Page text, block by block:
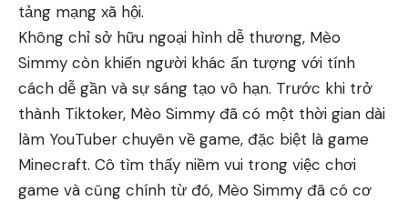
tảng mạng xã hội.
Không chỉ sở hữu ngoại hình dễ thương, Mèo
Simmy còn khiến người khác ấn tượng với tính
cách dễ gần và sự sáng tạo vô hạn. Trước khi trở
thành Tiktoker, Mèo Simmy đã có một thời gian dài
làm YouTuber chuyên về game, đặc biệt là game
Minecraft. Cô tìm thấy niềm vui trong việc chơi
game và cũng chính từ đó, Mèo Simmy đã có cơ